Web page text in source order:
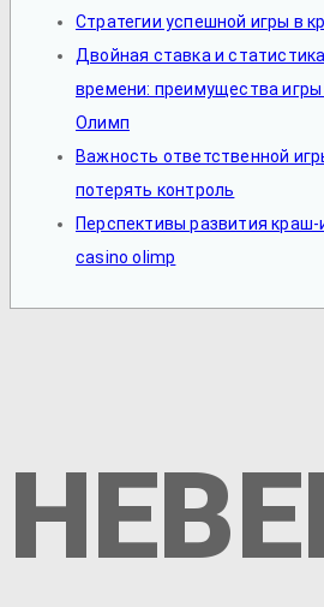
Стратегии успешной игры в
Двойная ставка и
времени: преимущества игры
Олимп
Важность ответственной
потерять контроль
Перспективы развития краш-
casino olimp